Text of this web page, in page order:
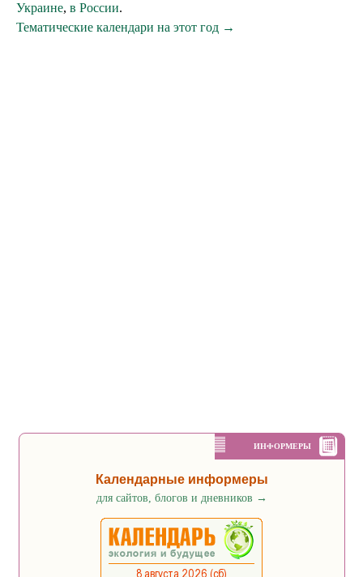
Украине, в России.
Тематические календари на этот год →
ИНФОРМЕРЫ
Календарные информеры
для сайтов, блогов и дневников →